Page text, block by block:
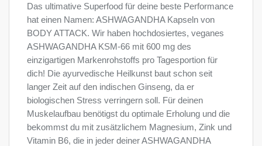
Das ultimative Superfood für deine beste Performance
hat einen Namen: ASHWAGANDHA Kapseln von
BODY ATTACK. Wir haben hochdosiertes, veganes
ASHWAGANDHA KSM-66 mit 600 mg des
einzigartigen Markenrohstoffs pro Tagesportion für
dich! Die ayurvedische Heilkunst baut schon seit
langer Zeit auf den indischen Ginseng, da er
biologischen Stress verringern soll. Für deinen
Muskelaufbau benötigst du optimale Erholung und die
bekommst du mit zusätzlichem Magnesium, Zink und
Vitamin B6, die in jeder deiner ASHWAGANDHA